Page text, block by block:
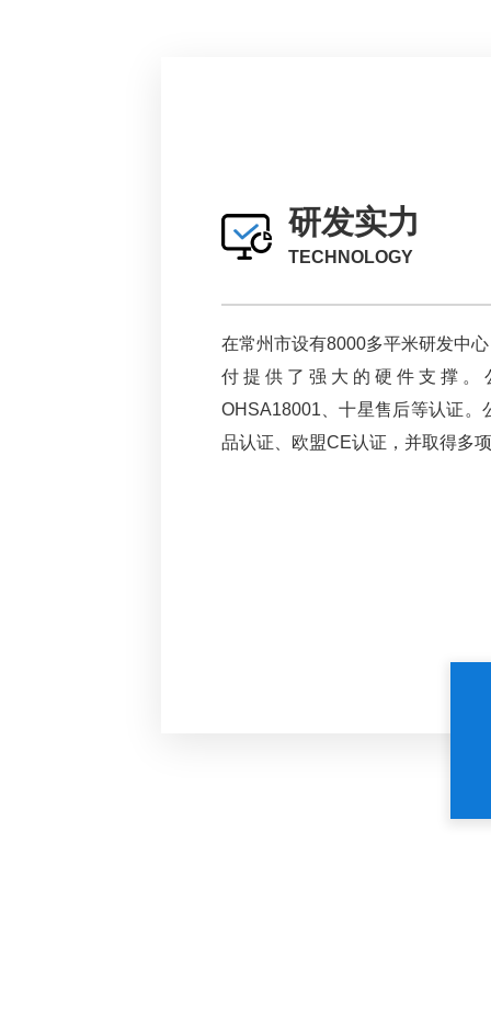
研发实力
TECHNOLOGY
在常州市设有8000多平米研发中
付提供了强大的硬件支撑。
OHSA18001、十星售后等认证
品认证、欧盟CE认证，并取得多